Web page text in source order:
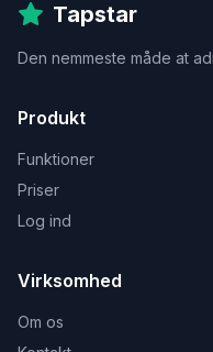
Tapstar
Den nemmeste måde at
Produkt
Funktioner
Priser
Log ind
Virksomhed
Om os